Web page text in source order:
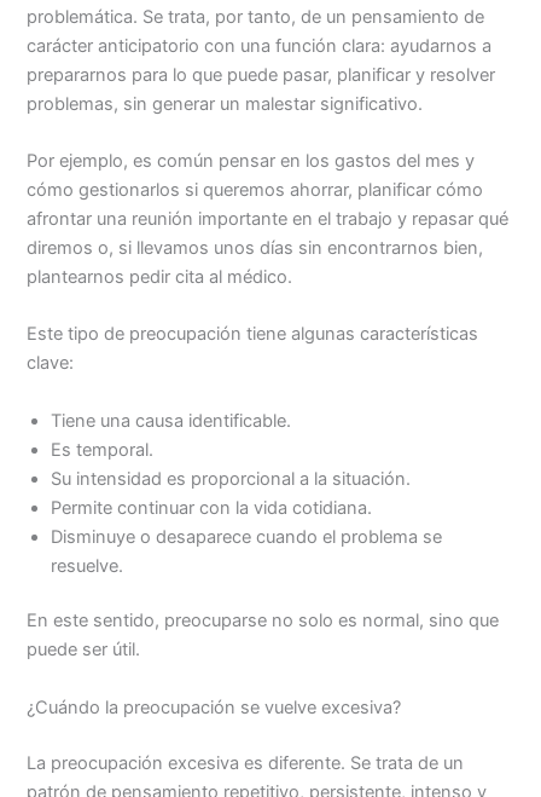
problemática. Se trata, por tanto, de un pensamiento de
carácter anticipatorio con una función clara: ayudarnos a
prepararnos para lo que puede pasar, planificar y resolver
problemas, sin generar un malestar significativo.
Por ejemplo, es común pensar en los gastos del mes y
cómo gestionarlos si queremos ahorrar, planificar cómo
afrontar una reunión importante en el trabajo y repasar qué
diremos o, si llevamos unos días sin encontrarnos bien,
plantearnos pedir cita al médico.
Este tipo de preocupación tiene algunas características
clave:
Tiene una causa identificable.
Es temporal.
Su intensidad es proporcional a la situación.
Permite continuar con la vida cotidiana.
Disminuye o desaparece cuando el problema se
resuelve.
En este sentido, preocuparse no solo es normal, sino que
puede ser útil.
¿Cuándo la preocupación se vuelve excesiva?
La preocupación excesiva es diferente. Se trata de un
patrón de pensamiento repetitivo, persistente, intenso y